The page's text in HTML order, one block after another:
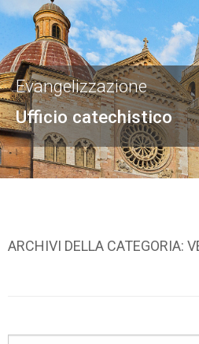
Ufficio catechistico
Evangelizzazione
ARCHIVI DELLA CATEGORIA: